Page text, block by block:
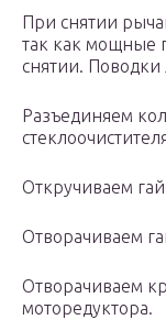
При снятии
так как мощные
снятии. Поводки
Разъединяем
Откручиваем
Отворачиваем
Отворачиваем
моторедуктора.